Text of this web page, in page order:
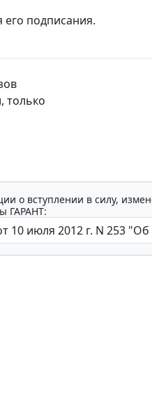
его подписания.
только
о вступлении в силу,
ГАРАНТ: